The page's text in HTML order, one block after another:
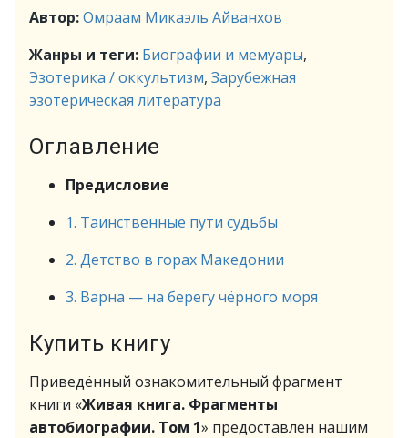
Автор:Омраам Микаэль Айванхов
Жанры и теги: Биографии и мемуары,
Эзотерика / оккультизм, Зарубежная
эзотерическая литература
Оглавление
Предисловие
1. Таинственные пути судьбы
2. Детство в горах Македонии
3. Варна — на берегу чёрного моря
Купить книгу
Приведённый ознакомительный фрагмент
книги «Живая книга. Фрагменты
автобиографии. Том 1» предоставлен нашим